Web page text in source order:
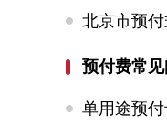
北京市预付
预付费常
单用途预